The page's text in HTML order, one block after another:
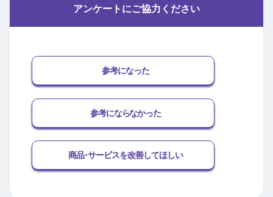
アンケートにご協力ください
参考になった
参考にならなかった
商品･サービスを改善してほしい